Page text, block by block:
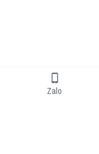
Zalo